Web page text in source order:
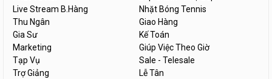
Live Stream B.Hàng
Nhặt Bóng Tennis
Thu Ngân
Giao Hàng
Gia Sư
Kế Toán
Marketing
Giúp Việc Theo Giờ
Tạp Vụ
Sale - Telesale
Trợ Giảng
Lễ Tân